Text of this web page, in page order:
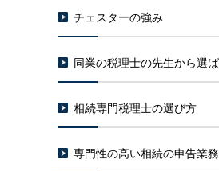
チェスターの強み
同業の税理士の先生から選
相続専門税理士の選び方
専門性の高い相続の申告業